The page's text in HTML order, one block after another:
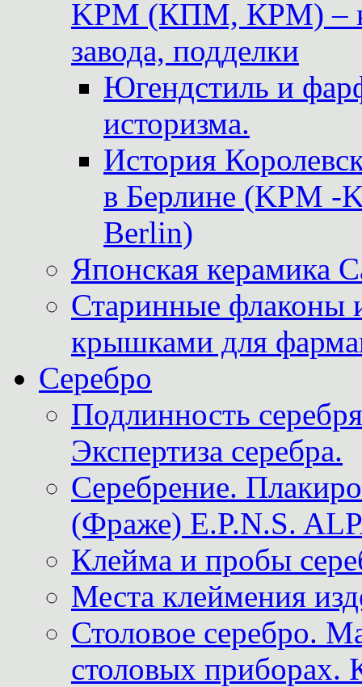
KPM (КПМ, КРМ) –
завода, подделки
Югендстиль и
историзма.
История
в Берлине (KPM -
Berlin)
Японская керамика
Старинные флаконы
крышками для
Серебро
Подлинность
Экспертиза серебра.
Серебрение.
(Фраже) E.P.N.S.
Клейма и пробы
Места клеймения
Столовое серебро.
столовых приборах.